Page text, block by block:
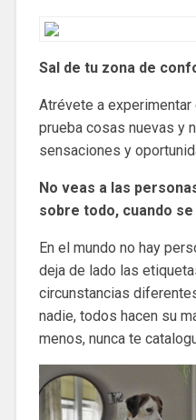
Sal de tu zona de
Atrévete a
prueba cosas nuevas y
sensaciones y
No veas a las
sobre todo, cuando
En el mundo no hay
deja de lado las
circunstancias
nadie, todos hacen su
menos, nunca te